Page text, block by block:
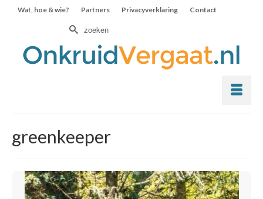
Wat, hoe & wie? Partners Privacyverklaring Contact
Zoek
greenkeeper